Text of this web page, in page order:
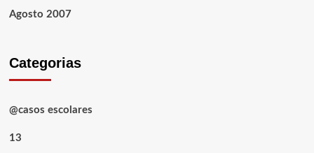
Agosto 2007
Categorias
@casos escolares
13